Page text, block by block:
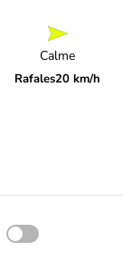
Calme
Rafales20 km/h